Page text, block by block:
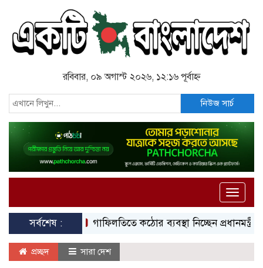
রবিবার, ০৯ অগাস্ট ২০২৬, ১২:১৬ পূর্বাহ্ন
নিউজ সার্চ
Toggle
সর্বশেষ :গাফিলতিতে কঠোর ব্যবস্থা নিচ্ছেন প্রধানমন্ত্রী: রিজভী
প্রচ্ছদ সারা দেশ